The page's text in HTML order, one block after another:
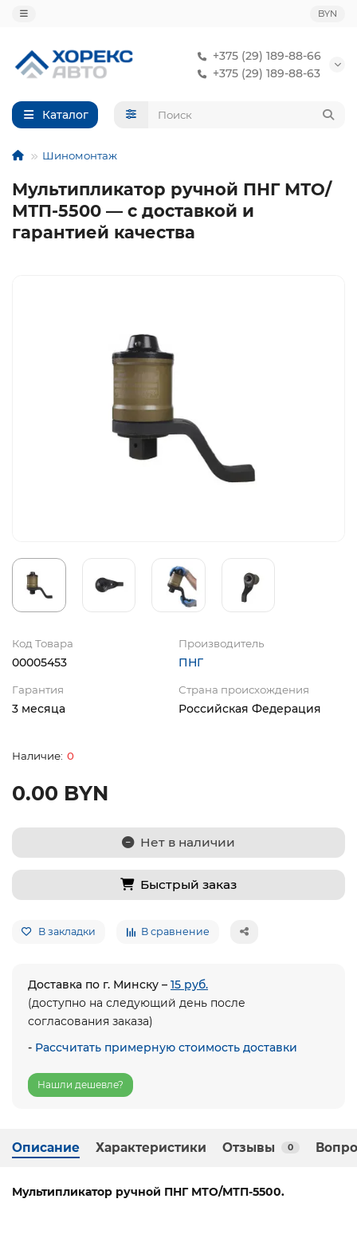
BYN
+375 (29) 189-88-66
+375 (29) 189-88-63
Каталог
Шиномонтаж
Мультипликатор ручной ПНГ МТО/
МТП-5500 — с доставкой и
гарантией качества
Код Товара
00005453
Производитель
ПНГ
Гарантия
3 месяца
Страна происхождения
Российская Федерация
0
0.00 BYN
Нет в наличии
Быстрый заказ
В закладки В сравнение
Доставка по г. Минску – 15 руб.
(доступно на следующий день после
согласования заказа)
- Рассчитать примерную стоимость доставки
Нашли дешевле?
Описание Характеристики Отзывы 0
Мультипликатор ручной ПНГ МТО/МТП-5500.